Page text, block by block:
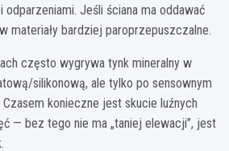
Jeśli ściana ma oddawać
materiały bardziej paroprzepuszczalne.
często wygrywa tynk mineralny w
silikonową, ale tylko po sensownym
konieczne jest skucie luźnych
— bez tego nie ma „taniej elewacji”, jest